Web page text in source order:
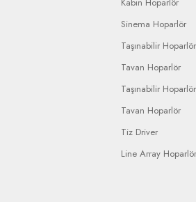
Sinema Hoparlör
Taşınabilir Hoparlör
Tavan Hoparlör
Taşınabilir Hoparlör
Tavan Hoparlör
Tiz Driver
Line Array Hoparlör